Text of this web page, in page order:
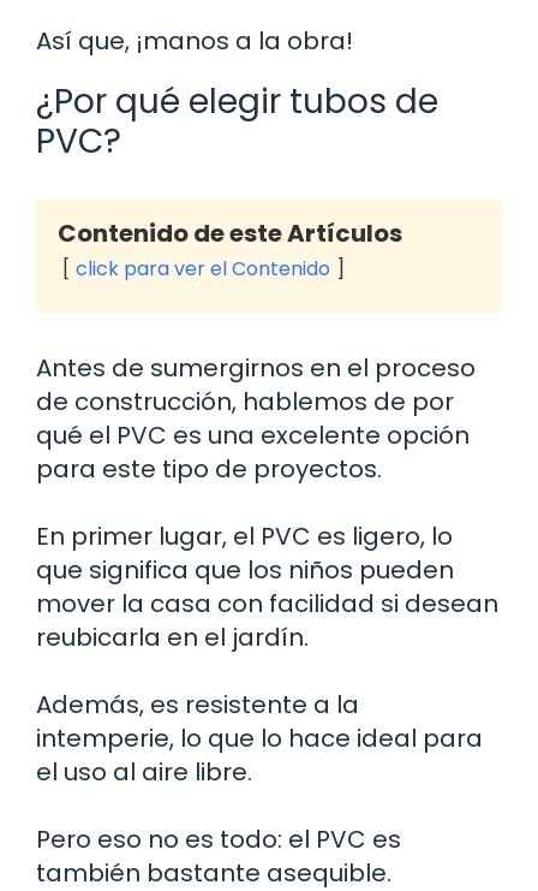
Así que, ¡manos a la obra!
¿Por qué elegir tubos de
PVC?
Contenido de este Artículos
click para ver el Contenido
Antes de sumergirnos en el proceso
de construcción, hablemos de por
qué el PVC es una excelente opción
para este tipo de proyectos.
En primer lugar, el PVC es ligero, lo
que significa que los niños pueden
mover la casa con facilidad si desean
reubicarla en el jardín.
Además, es resistente a la
intemperie, lo que lo hace ideal para
el uso al aire libre.
Pero eso no es todo: el PVC es
también bastante asequible.